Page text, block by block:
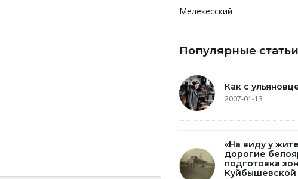
Мелекесский
Популярные статьи
Как с
2007-01-13
«На виду у
дорогие
подготовка
Куйбышевской